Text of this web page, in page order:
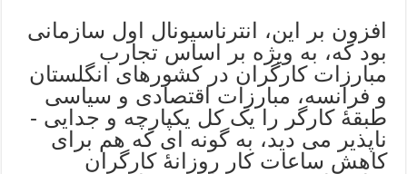
افزون بر این، انترناسیونال اول سازمانی
بود که، به­ ویژه بر اساس تجارب
مبارزات کارگران در کشورهای انگلستان
و فرانسه، مبارزات اقتصادی و سیاسی
طبقۀ کارگر را یک کل یکپارچه و جدایی ­
ناپذیر می ­دید، به­ گونه ­ای که هم برای
کاهش ساعات کار روزانۀ کارگران